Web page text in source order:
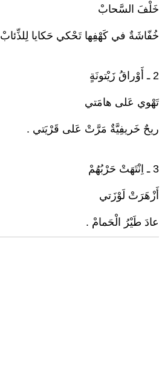
خَلْفَ السَّحابْ
خُفّاشَةٌ في كَهْفِها تَحْكي حَكايا
2 ـ أَوْراقُ زَيْتونَةٍ
تَهْوي عَلى هامَتي
ريحٌ خَريفِيَّةٌ مَرَّتْ عَلى قَرْيَتي .
3 ـ اِنْتَهَتْ حَرْبُهُمْ
أَزْهَرَتْ لَوْزَتي
عادَ طَيْرُ الْحَمامْ .